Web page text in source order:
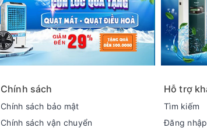
Chính sách
Chính sách bảo mật
Chính sách vận chuyển
Hỗ trợ
Tìm kiếm
Đăng nhập